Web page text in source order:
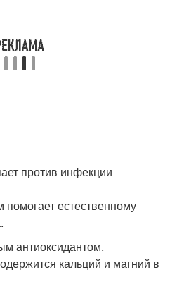
против инфекции
естественному
антиоксидантом.
кальций и магний в